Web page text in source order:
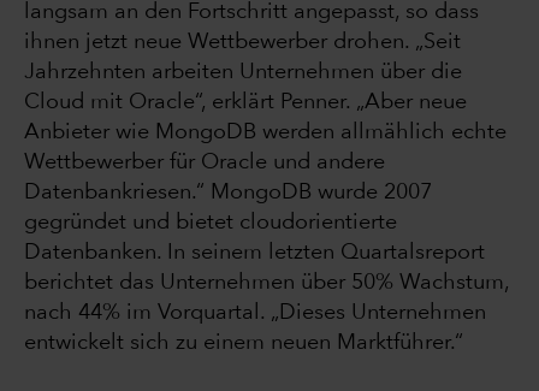
langsam an den Fortschritt angepasst, so dass
ihnen jetzt neue Wettbewerber drohen. „Seit
Jahrzehnten arbeiten Unternehmen über die
Cloud mit Oracle“, erklärt Penner. „Aber neue
Anbieter wie MongoDB werden allmählich echte
Wettbewerber für Oracle und andere
Datenbankriesen.“ MongoDB wurde 2007
gegründet und bietet cloudorientierte
Datenbanken. In seinem letzten Quartalsreport
berichtet das Unternehmen über 50% Wachstum,
nach 44% im Vorquartal. „Dieses Unternehmen
entwickelt sich zu einem neuen Marktführer.“